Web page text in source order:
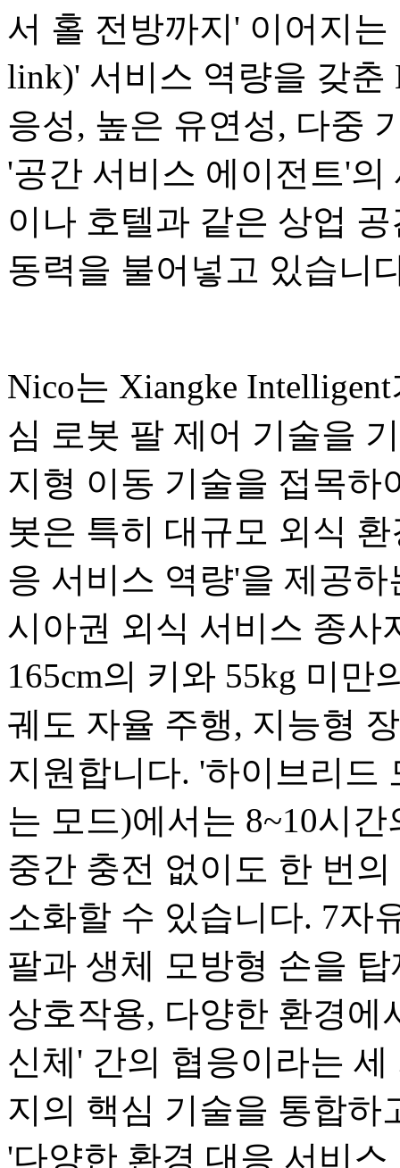
서 홀 전방까지' 이어지
link)' 서비스 역량을 갖춘
응성, 높은 유연성, 다중
'공간 서비스 에이전트'
이나 호텔과 같은 상업
동력을 불어넣고 있습니
Nico는 Xiangke
심 로봇 팔 제어 기술을
지형 이동 기술을 접목하
봇은 특히 대규모 외식
응 서비스 역량'을 제공
시아권 외식 서비스 종사
165cm의 키와 55kg 미만
궤도 자율 주행, 지능형
지원합니다. '하이브리드
는 모드)에서는 8~10시
중간 충전 없이도 한 번
소화할 수 있습니다. 7자
팔과 생체 모방형 손을
상호작용, 다양한 환경에
신체' 간의 협응이라는
지의 핵심 기술을 통합하
'다양한 환경 대응 서비